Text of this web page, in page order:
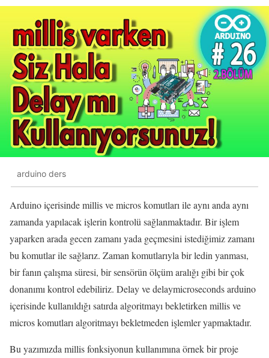
arduino ders
Arduino içerisinde millis ve micros komutları ile aynı anda aynı
zamanda yapılacak işlerin kontrolü sağlanmaktadır. Bir işlem
yaparken arada gecen zamanı yada geçmesini istediğimiz zamanı
bu komutlar ile sağlarız. Zaman komutlarıyla bir ledin yanması,
bir fanın çalışma süresi, bir sensörün ölçüm aralığı gibi bir çok
donanımı kontrol edebiliriz. Delay ve delaymicroseconds arduino
içerisinde kullanıldığı satırda algoritmayı bekletirken millis ve
micros komutları algoritmayı bekletmeden işlemler yapmaktadır.
Bu yazımızda millis fonksiyonun kullanımına örnek bir proje